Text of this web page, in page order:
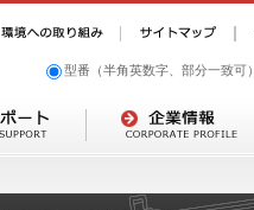
型番（半角英数字、部分一致可）